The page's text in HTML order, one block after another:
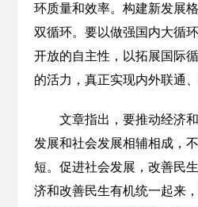
环质量和效率。构建新发展
双循环。要以做强国内大循
开放的自主性，以拓展国际
的活力，真正实现内外联通、
文章指出，要推动经济和
发展和社会发展相辅相成，
短。促进社会发展，改善民
济和改善民生有机统一起来